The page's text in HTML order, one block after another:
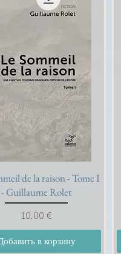
просмотр
de la raison - Tome I
- Guillaume Rolet
Цена
10,00 €
в корзину